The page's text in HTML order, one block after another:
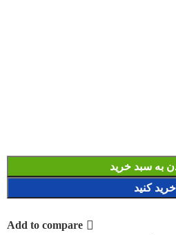
به سبد خرید
خرید کنید
Add to compare